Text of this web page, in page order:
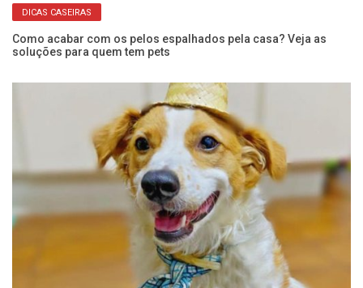
DICAS CASEIRAS
Como acabar com os pelos espalhados pela casa? Veja as
soluções para quem tem pets